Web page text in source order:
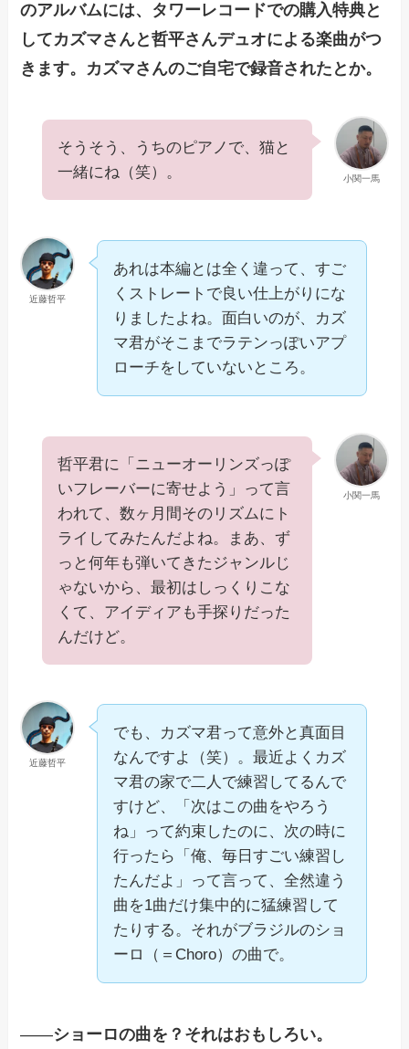
のアルバムには、タワーレコードでの購入特典と
してカズマさんと哲平さんデュオによる楽曲がつ
きます。カズマさんのご自宅で録音されたとか。
小関一馬
そうそう、うちのピアノで、猫と
一緒にね（笑）。
近藤哲平
あれは本編とは全く違って、すご
くストレートで良い仕上がりにな
りましたよね。面白いのが、カズ
マ君がそこまでラテンっぽいアプ
ローチをしていないところ。
小関一馬
哲平君に「ニューオーリンズっぽ
いフレーバーに寄せよう」って言
われて、数ヶ月間そのリズムにト
ライしてみたんだよね。まあ、ず
っと何年も弾いてきたジャンルじ
ゃないから、最初はしっくりこな
くて、アイディアも手探りだった
んだけど。
近藤哲平
でも、カズマ君って意外と真面目
なんですよ（笑）。最近よくカズ
マ君の家で二人で練習してるんで
すけど、「次はこの曲をやろう
ね」って約束したのに、次の時に
行ったら「俺、毎日すごい練習し
たんだよ」って言って、全然違う
曲を1曲だけ集中的に猛練習して
たりする。それがブラジルのショ
ーロ（＝Choro）の曲で。
——ショーロの曲を？それはおもしろい。